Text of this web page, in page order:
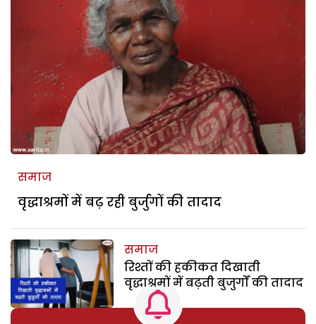
समाज
वृद्धाश्रमों में बढ़ रही बुर्जुगों की तादाद
समाज
रिश्तों की हकीकत दिखाती
वृद्धाश्रमों में बढ़ती बुजुर्गों की तादाद